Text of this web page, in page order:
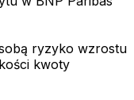
ryzyko wzrostu
kwoty